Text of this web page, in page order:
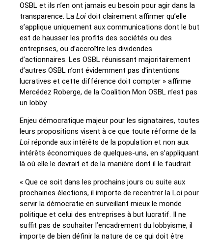
OSBL et ils n’en ont jamais eu besoin pour agir dans la
transparence. La Loi doit clairement affirmer qu’elle
s’applique uniquement aux communications dont le but
est de hausser les profits des sociétés ou des
entreprises, ou d’accroître les dividendes
d’actionnaires. Les OSBL réunissant majoritairement
d’autres OSBL n’ont évidemment pas d’intentions
lucratives et cette différence doit compter » affirme
Mercédez Roberge, de la Coalition Mon OSBL n’est pas
un lobby.
Enjeu démocratique majeur pour les signataires, toutes
leurs propositions visent à ce que toute réforme de la
Loi réponde aux intérêts de la population et non aux
intérêts économiques de quelques-uns, en s’appliquant
là où elle le devrait et de la manière dont il le faudrait.
« Que ce soit dans les prochains jours ou suite aux
prochaines élections, il importe de recentrer la Loi pour
servir la démocratie en surveillant mieux le monde
politique et celui des entreprises à but lucratif. Il ne
suffit pas de souhaiter l’encadrement du lobbyisme, il
importe de bien définir la nature de ce qui doit être